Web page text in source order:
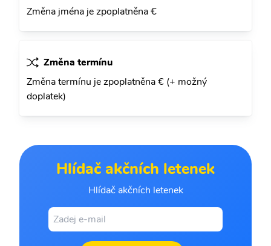
Změna jména je zpoplatněna €
Změna termínu
Změna termínu je zpoplatněna € (+ možný
doplatek)
Hlídač akčních letenek
Hlídač akčních letenek